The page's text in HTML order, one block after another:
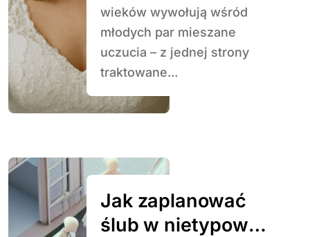
wieków wywołują wśród
młodych par mieszane
uczucia – z jednej strony
traktowane...
Jak zaplanować
ślub w nietypowej